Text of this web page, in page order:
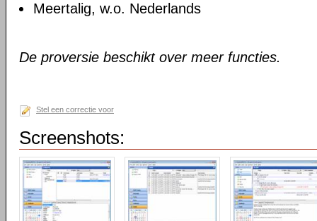
Meertalig, w.o. Nederlands
De proversie beschikt over meer functies.
Stel een correctie voor
Screenshots: